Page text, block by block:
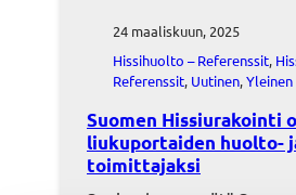
24 maaliskuun, 2025
Hissihuolto – Referenssit,
Referenssit, Uutinen, Yleinen
Suomen Hissiurakointi
liukuportaiden huolto-
toimittajaksi